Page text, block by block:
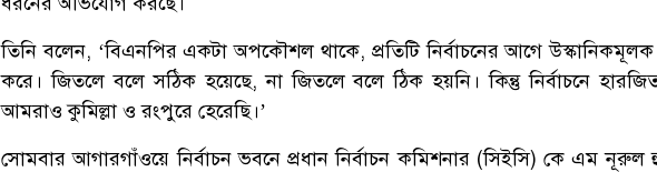
তিনি বলেন, ‘বিএনপির একটা অপকৌশল থাকে, প্রতিটি নির্বাচনের আগে
করে। জিতলে বলে সঠিক হয়েছে, না জিতলে বলে ঠিক হয়নি। কিন্তু নির্বাচনে
আমরাও কুমিল্লা ও রংপুরে হেরেছি।’
সোমবার আগারগাঁওয়ে নির্বাচন ভবনে প্রধান নির্বাচন কমিশনার (সিইসি) কে এম নূরুল